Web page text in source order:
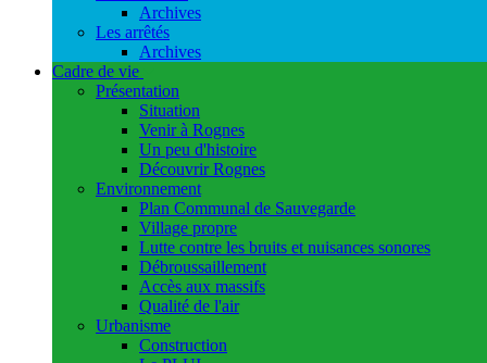
Archives
Les arrêtés
Archives
Cadre de vie
Présentation
Situation
Venir à Rognes
Un peu d'histoire
Découvrir Rognes
Environnement
Plan Communal de Sauvegarde
Village propre
Lutte contre les bruits et nuisances sonores
Débroussaillement
Accès aux massifs
Qualité de l'air
Urbanisme
Construction